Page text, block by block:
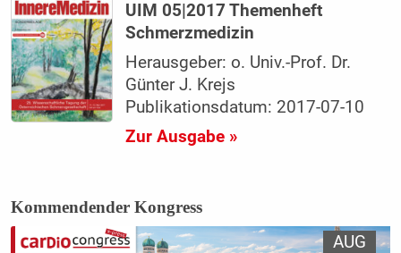
UIM 05|2017 Themenheft
Schmerzmedizin
Herausgeber: o. Univ.-Prof. Dr.
Günter J. Krejs
Publikationsdatum: 2017-07-10
Zur Ausgabe »
Kommendender Kongress
AUG